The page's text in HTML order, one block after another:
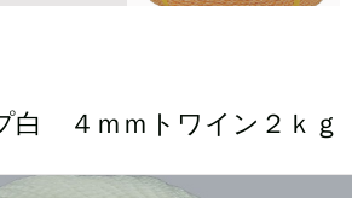
白 ４ｍｍトワイン２ｋｇ